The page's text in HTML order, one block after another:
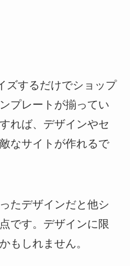
ズするだけでショップ
プレートが揃ってい
れば、デザインやセ
なサイトが作れるで
たデザインだと他シ
です。デザインに限
もしれません。